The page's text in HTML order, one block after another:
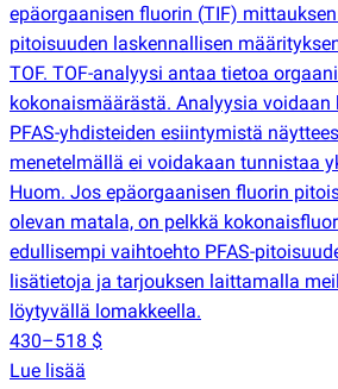
epäorgaanisen fluorin (TIF)
pitoisuuden laskennallisen
TOF. TOF-analyysi antaa tietoa
kokonaismäärästä. Analyysia
PFAS-yhdisteiden esiintymistä
menetelmällä ei voidakaan tunnistaa
Huom. Jos epäorgaanisen fluorin
olevan matala, on pelkkä
edullisempi vaihtoehto PFAS-
lisätietoja ja tarjouksen laittamalla
löytyvällä lomakkeella.
430–518 $
Lue lisää